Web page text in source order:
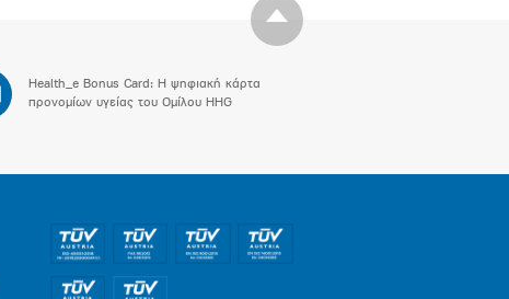
Health_e Bonus Card: H ψηφιακή κάρτα
προνομίων υγείας του Ομίλου HHG